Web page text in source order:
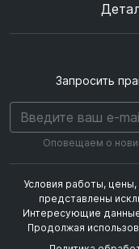
Запросить
Оповещаем о
Условия работы,
представлены
Интересующие
Продолжая